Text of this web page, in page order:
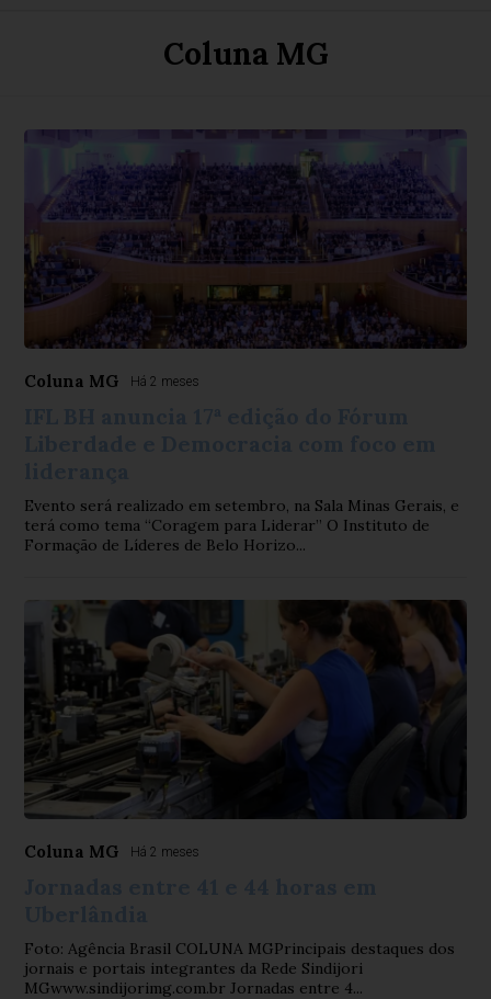
Coluna MG
Coluna MG Há 2 meses
Evento será realizado em setembro, na Sala Minas Gerais, e
terá como tema “Coragem para Liderar” O Instituto de
Formação de Líderes de Belo Horizo...
Coluna MG Há 2 meses
Foto: Agência Brasil COLUNA MGPrincipais destaques dos
jornais e portais integrantes da Rede Sindijori
MGwww.sindijorimg.com.br Jornadas entre 4...